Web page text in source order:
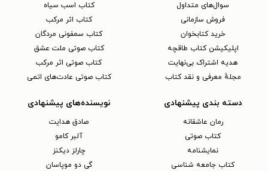
سوال‌های متداول
فروش سازمانی
خرید کتابخوان
اپلیکیشن کتاب طاقچه
هدیه اشتراک بی‌نهایت
مجلهٔ معرفی و نقد کتاب
کتاب اسب سیاه
کتاب اثر مرکب
کتاب سمفونی مردگان
کتاب صوتی ملت عشق
کتاب صوتی اثر مرکب
کتاب صوتی عادت‌های اتمی
دسته بندی پیشنهادی
رمان عاشقانه
کتاب‌ صوتی
نمایشنامه
کتاب جامعه شناسی
نویسنده‌های پیشنهادی
صادق هدایت
آلبر کامو
چارلز دیکنز
گی دو موپاسان